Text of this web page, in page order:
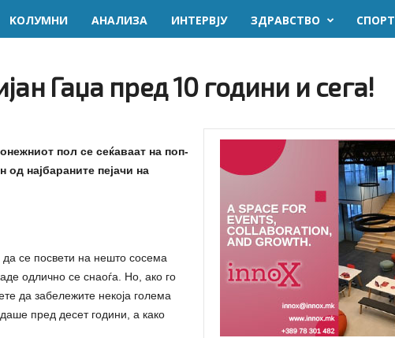
KОЛУМНИ AНАЛИЗА ИНТЕРВЈУ ЗДРАВСТВО СПОРТ
Гаџа пред 10 години и сега!
пол се сеќаваат на поп-
од најбараните пејачи на
се посвети на нешто сосема
одлично се снаоѓа. Но, ако го
да забележите некоја голема
пред десет години, а како